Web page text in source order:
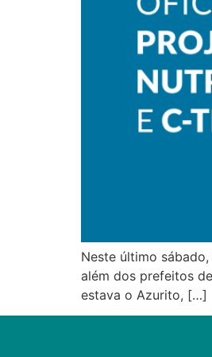
Neste último
além dos prefeitos
estava o Azurito, […]